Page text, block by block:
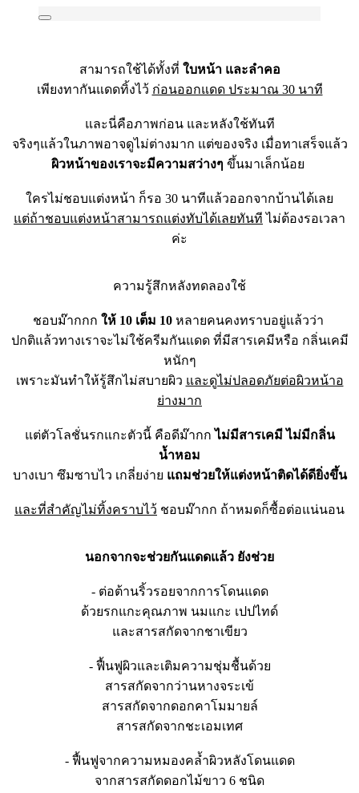
สามารถใช้ได้ทั้งที่ ใบหน้า และลำคอ
เพียงทากันแดดทิ้งไว้ ก่อนออกแดด ประมาณ 30 นาที
และนี่คือภาพก่อน และหลังใช้ทันที
จริงๆแล้วในภาพอาจดูไม่ต่างมาก แต่ของจริง เมื่อทาเสร็จแล้ว
ผิวหน้าของเราจะมีความสว่างๆ ขึ้นมาเล็กน้อย
ใครไม่ชอบแต่งหน้า ก็รอ 30 นาทีแล้วออกจากบ้านได้เลย
แต่ถ้าชอบแต่งหน้าสามารถแต่งทับได้เลยทันที ไม่ต้องรอเวลา
ค่ะ
ความรู้สึกหลังทดลองใช้
ชอบม๊ากกก ให้ 10 เต็ม 10หลายคนคงทราบอยู่แล้วว่า
ปกติแล้วทางเราจะไม่ใช้ครีมกันแดด ที่มีสารเคมีหรือ กลิ่นเคมี
หนักๆ
เพราะมันทำให้รู้สึกไม่สบายผิว และดูไม่ปลอดภัยต่อผิวหน้าอ
ย่างมาก
แต่ตัวโลชั่นรกแกะตัวนี้ คือดีม๊ากกไม่มีสารเคมี ไม่มีกลิ่น
น้ำหอม
บางเบา ซึมซาบไว เกลี่ยง่าย แถมช่วยให้แต่งหน้าติดได้ดียิ่งขึ้น
และที่สำคัญไม่ทิ้งคราบไว้ ชอบม๊ากก ถ้าหมดก็ซื้อต่อแน่นอน
นอกจากจะช่วยกันแดดแล้ว ยังช่วย
- ต่อต้านริ้วรอยจากการโดนแดด
ด้วยรกแกะคุณภาพ นมแกะ เปปไทด์
และสารสกัดจากชาเขียว
- ฟื้นฟูผิวและเติมความชุ่มชื้นด้วย
สารสกัดจากว่านหางจระเข้
สารสกัดจากดอกคาโมมายล์
สารสกัดจากชะเอมเทศ
- ฟื้นฟูจากความหมองคล้ำผิวหลังโดนแดด
จากสารสกัดดอกไม้ขาว 6 ชนิด